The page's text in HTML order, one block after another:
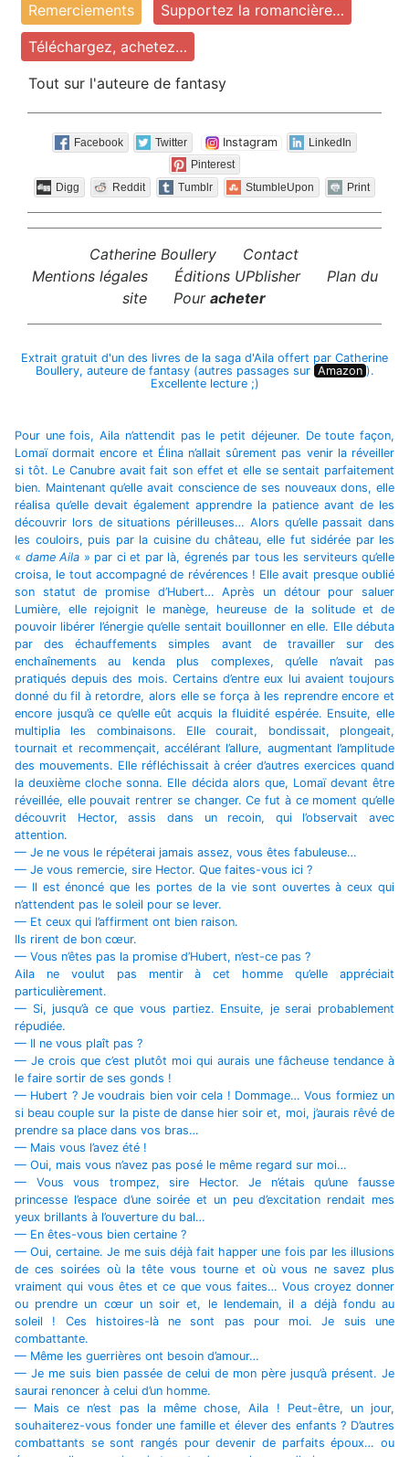
Remerciements
Supportez la romancière…
Téléchargez, achetez…
Tout sur l'auteure de fantasy
Facebook Twitter Instagram
LinkedIn
Pinterest
Digg
Reddit Tumblr StumbleUpon Print
Catherine Boullery
Contact
Mentions légales
Éditions UPblisher
Plan du
site
Pour acheter
Extrait gratuit d'un des livres de la saga d'Aila offert par Catherine
Boullery, auteure de fantasy (autres passages sur Amazon ).
Excellente lecture ;)
Pour une fois, Aila n’attendit pas le petit déjeuner. De toute façon,
Lomaï dormait encore et Élina n’allait sûrement pas venir la réveiller
si tôt. Le Canubre avait fait son effet et elle se sentait parfaitement
bien. Maintenant qu’elle avait conscience de ses nouveaux dons, elle
réalisa qu’elle devait également apprendre la patience avant de les
découvrir lors de situations périlleuses… Alors qu’elle passait dans
les couloirs, puis par la cuisine du château, elle fut sidérée par les
« dame Aila » par ci et par là, égrenés par tous les serviteurs qu’elle
croisa, le tout accompagné de révérences ! Elle avait presque oublié
son statut de promise d’Hubert… Après un détour pour saluer
Lumière, elle rejoignit le manège, heureuse de la solitude et de
pouvoir libérer l’énergie qu’elle sentait bouillonner en elle. Elle débuta
par des échauffements simples avant de travailler sur des
enchaînements au kenda plus complexes, qu’elle n’avait pas
pratiqués depuis des mois. Certains d’entre eux lui avaient toujours
donné du fil à retordre, alors elle se força à les reprendre encore et
encore jusqu’à ce qu’elle eût acquis la fluidité espérée. Ensuite, elle
multiplia les combinaisons. Elle courait, bondissait, plongeait,
tournait et recommençait, accélérant l’allure, augmentant l’amplitude
des mouvements. Elle réfléchissait à créer d’autres exercices quand
la deuxième cloche sonna. Elle décida alors que, Lomaï devant être
réveillée, elle pouvait rentrer se changer. Ce fut à ce moment qu’elle
découvrit Hector, assis dans un recoin, qui l’observait avec
attention.
— Je ne vous le répéterai jamais assez, vous êtes fabuleuse…
— Je vous remercie, sire Hector. Que faites-vous ici ?
— Il est énoncé que les portes de la vie sont ouvertes à ceux qui
n’attendent pas le soleil pour se lever.
— Et ceux qui l’affirment ont bien raison.
Ils rirent de bon cœur.
— Vous n’êtes pas la promise d’Hubert, n’est-ce pas ?
Aila ne voulut pas mentir à cet homme qu’elle appréciait
particulièrement.
— Si, jusqu’à ce que vous partiez. Ensuite, je serai probablement
répudiée.
— Il ne vous plaît pas ?
— Je crois que c’est plutôt moi qui aurais une fâcheuse tendance à
le faire sortir de ses gonds !
— Hubert ? Je voudrais bien voir cela ! Dommage… Vous formiez un
si beau couple sur la piste de danse hier soir et, moi, j’aurais rêvé de
prendre sa place dans vos bras…
— Mais vous l’avez été !
— Oui, mais vous n’avez pas posé le même regard sur moi…
— Vous vous trompez, sire Hector. Je n’étais qu’une fausse
princesse l’espace d’une soirée et un peu d’excitation rendait mes
yeux brillants à l’ouverture du bal…
— En êtes-vous bien certaine ?
— Oui, certaine. Je me suis déjà fait happer une fois par les illusions
de ces soirées où la tête vous tourne et où vous ne savez plus
vraiment qui vous êtes et ce que vous faites… Vous croyez donner
ou prendre un cœur un soir et, le lendemain, il a déjà fondu au
soleil ! Ces histoires-là ne sont pas pour moi. Je suis une
combattante.
— Même les guerrières ont besoin d’amour…
— Je me suis bien passée de celui de mon père jusqu’à présent. Je
saurai renoncer à celui d’un homme.
— Mais ce n’est pas la même chose, Aila ! Peut-être, un jour,
souhaiterez-vous fonder une famille et élever des enfants ? D’autres
combattants se sont rangés pour devenir de parfaits époux… ou